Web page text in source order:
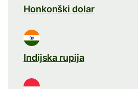
Honkonški dolar
Indijska rupija